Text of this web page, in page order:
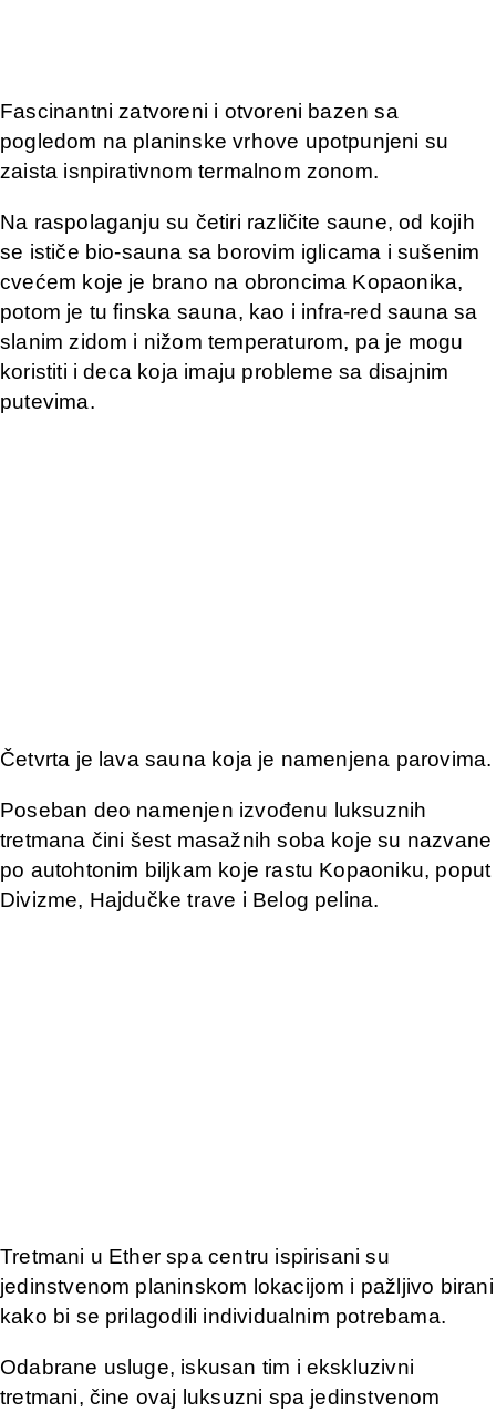
Fascinantni zatvoreni i otvoreni bazen sa
pogledom na planinske vrhove upotpunjeni su
zaista isnpirativnom termalnom zonom.
Na raspolaganju su četiri različite saune, od kojih
se ističe bio-sauna sa borovim iglicama i sušenim
cvećem koje je brano na obroncima Kopaonika,
potom je tu finska sauna, kao i infra-red sauna sa
slanim zidom i nižom temperaturom, pa je mogu
koristiti i deca koja imaju probleme sa disajnim
putevima.
Četvrta je lava sauna koja je namenjena parovima.
Poseban deo namenjen izvođenu luksuznih
tretmana čini šest masažnih soba koje su nazvane
po autohtonim biljkam koje rastu Kopaoniku, poput
Divizme, Hajdučke trave i Belog pelina.
Tretmani u Ether spa centru ispirisani su
jedinstvenom planinskom lokacijom i pažljivo birani
kako bi se prilagodili individualnim potrebama.
Odabrane usluge, iskusan tim i ekskluzivni
tretmani, čine ovaj luksuzni spa jedinstvenom